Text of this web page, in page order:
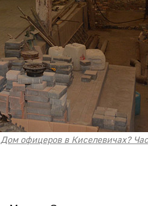
офицеров в Киселевичах?